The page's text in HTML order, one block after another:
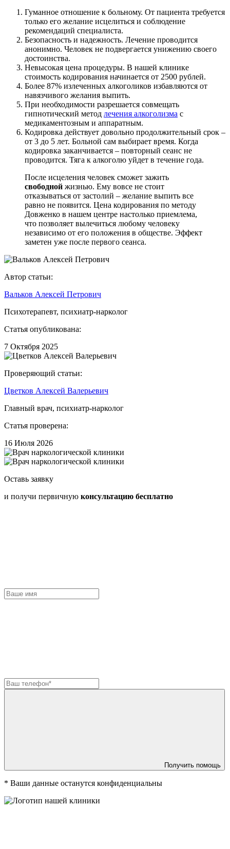
Гуманное отношение к больному. От пациента требуется
только его желание исцелиться и соблюдение
рекомендаций специалиста.
Безопасность и надежность. Лечение проводится
анонимно. Человек не подвергается унижению своего
достоинства.
Невысокая цена процедуры. В нашей клинике
стоимость кодирования начинается от 2500 рублей.
Более 87% излеченных алкоголиков избавляются от
навязчивого желания выпить.
При необходимости разрешается совмещать
гипнотический метод лечения алкоголизма с
медикаментозным и аппаратным.
Кодировка действует довольно продолжительный срок –
от 3 до 5 лет. Больной сам выбирает время. Когда
кодировка заканчивается – повторный сеанс не
проводится. Тяга к алкоголю уйдет в течение года.
После исцеления человек сможет зажить
свободной жизнью. Ему вовсе не стоит
отказываться от застолий – желание выпить все
равно не появится. Цена кодирования по методу
Довженко в нашем центре настолько приемлема,
что позволяет вылечиться любому человеку
независимо от его положения в обществе. Эффект
заметен уже после первого сеанса.
Автор статьи:
Вальков Алексей Петрович
Психотерапевт, психиатр-нарколог
Статья опубликована:
7 Октября 2025
Проверяющий статьи:
Цветков Алексей Валерьевич
Главный врач, психиатр-нарколог
Статья проверена:
16 Июля 2026
Оставь заявку
и получи первичную консультацию бесплатно
Получить помощь
* Ваши данные останутся конфиденциальны